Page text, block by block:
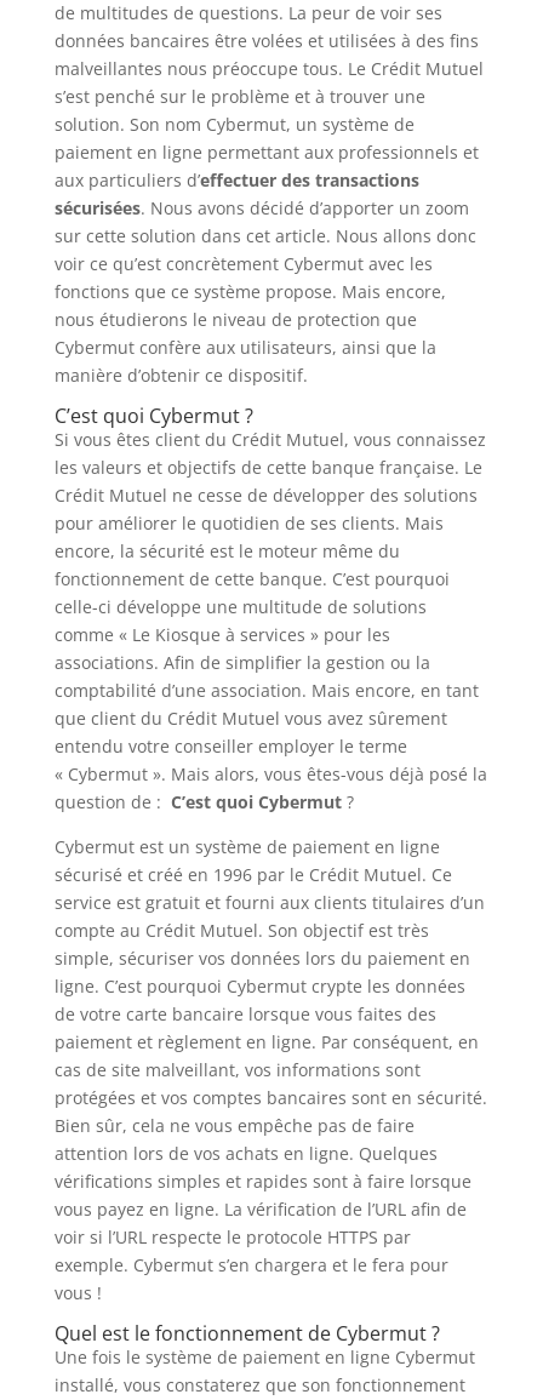
de multitudes de questions. La peur de voir ses
données bancaires être volées et utilisées à des fins
malveillantes nous préoccupe tous. Le Crédit Mutuel
s’est penché sur le problème et à trouver une
solution. Son nom Cybermut, un système de
paiement en ligne permettant aux professionnels et
aux particuliers d’effectuer des transactions
sécurisées. Nous avons décidé d’apporter un zoom
sur cette solution dans cet article. Nous allons donc
voir ce qu’est concrètement Cybermut avec les
fonctions que ce système propose. Mais encore,
nous étudierons le niveau de protection que
Cybermut confère aux utilisateurs, ainsi que la
manière d’obtenir ce dispositif.
C’est quoi Cybermut ?
Si vous êtes client du Crédit Mutuel, vous connaissez
les valeurs et objectifs de cette banque française. Le
Crédit Mutuel ne cesse de développer des solutions
pour améliorer le quotidien de ses clients. Mais
encore, la sécurité est le moteur même du
fonctionnement de cette banque. C’est pourquoi
celle-ci développe une multitude de solutions
comme « Le Kiosque à services » pour les
associations. Afin de simplifier la gestion ou la
comptabilité d’une association. Mais encore, en tant
que client du Crédit Mutuel vous avez sûrement
entendu votre conseiller employer le terme
« Cybermut ». Mais alors, vous êtes-vous déjà posé la
question de : C’est quoi Cybermut?
Cybermut est un système de paiement en ligne
sécurisé et créé en 1996 par le Crédit Mutuel. Ce
service est gratuit et fourni aux clients titulaires d’un
compte au Crédit Mutuel. Son objectif est très
simple, sécuriser vos données lors du paiement en
ligne. C’est pourquoi Cybermut crypte les données
de votre carte bancaire lorsque vous faites des
paiement et règlement en ligne. Par conséquent, en
cas de site malveillant, vos informations sont
protégées et vos comptes bancaires sont en sécurité.
Bien sûr, cela ne vous empêche pas de faire
attention lors de vos achats en ligne. Quelques
vérifications simples et rapides sont à faire lorsque
vous payez en ligne. La vérification de l’URL afin de
voir si l’URL respecte le protocole HTTPS par
exemple. Cybermut s’en chargera et le fera pour
vous !
Quel est le fonctionnement de Cybermut ?
Une fois le système de paiement en ligne Cybermut
installé, vous constaterez que son fonctionnement